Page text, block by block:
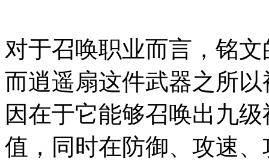
对于召唤职业而言，铭
而逍遥扇这件武器之所
因在于它能够召唤出九
值，同时在防御、攻速